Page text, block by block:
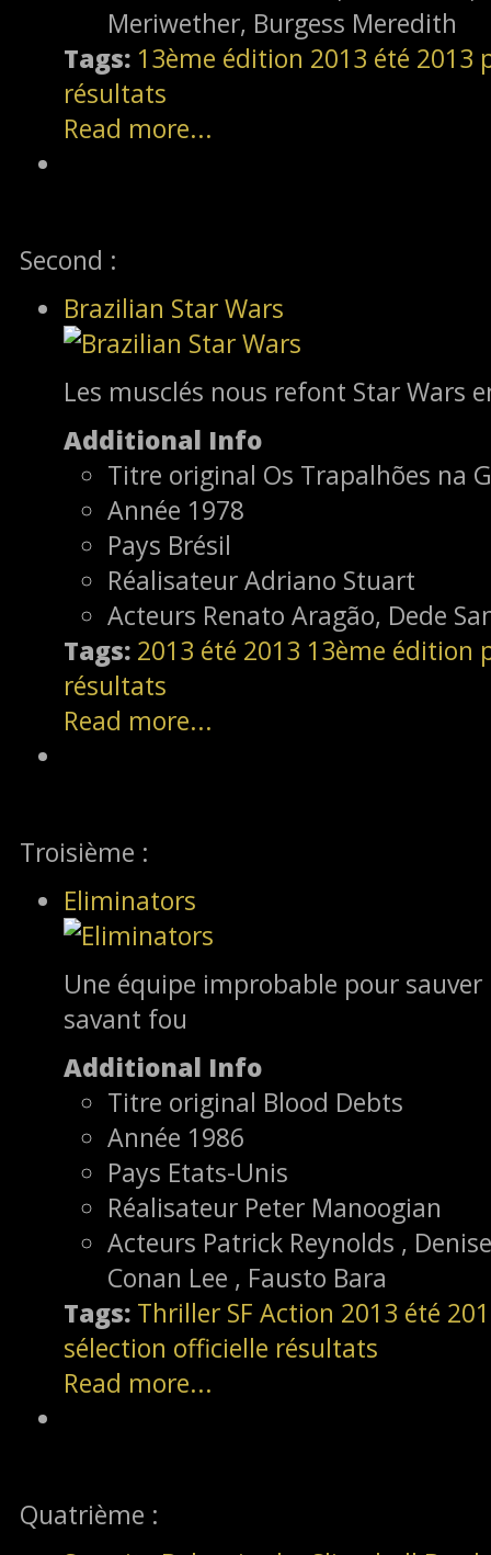
Meriwether, Burgess Meredith
Tags: 13ème édition 2013 été 2013
résultats
Read more...
Second :
Brazilian Star Wars
Les musclés nous refont Star Wars
Additional Info
Titre original Os Trapalhões na
Année 1978
Pays Brésil
RéalisateurAdriano Stuart
Acteurs Renato Aragão, Dede
Tags: 2013 été 2013 13ème édition
résultats
Read more...
Troisième :
Eliminators
Une équipe improbable pour
savant fou
Additional Info
Titre original Blood Debts
Année 1986
Pays Etats-Unis
Réalisateur Peter Manoogian
Acteurs Patrick Reynolds ,
Conan Lee , Fausto Bara
Tags: Thriller SF Action 2013 été
sélection officielle résultats
Read more...
Quatrième :